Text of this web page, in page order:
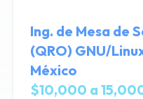
Ing. de Mesa de
(QRO) GNU/
México
$10,000 a